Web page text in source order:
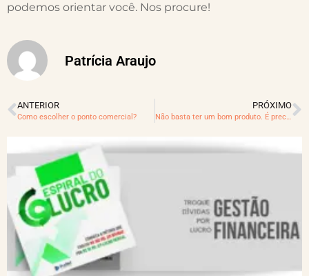
podemos orientar você. Nos procure!
Patrícia Araujo
ANTERIOR
Como escolher o ponto comercial?
PRÓXIMO
Não basta ter um bom produto. É preciso SER bom.